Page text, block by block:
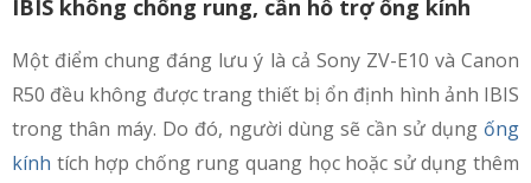
IBIS không chống rung, cần hỗ trợ ống kính
Một điểm chung đáng lưu ý là cả Sony ZV-E10 và Canon
R50 đều không được trang thiết bị ổn định hình ảnh IBIS
trong thân máy. Do đó, người dùng sẽ cần sử dụng ống
kính tích hợp chống rung quang học hoặc sử dụng thêm